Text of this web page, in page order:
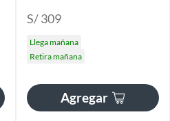
S/ 309
Llega mañana
Retira mañana
Agregar